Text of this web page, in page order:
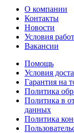
О компании
Контакты
Новости
Условия
Вакансии
Помощь
Условия
Гарантия на
Политика
Политика в
данных
Политика